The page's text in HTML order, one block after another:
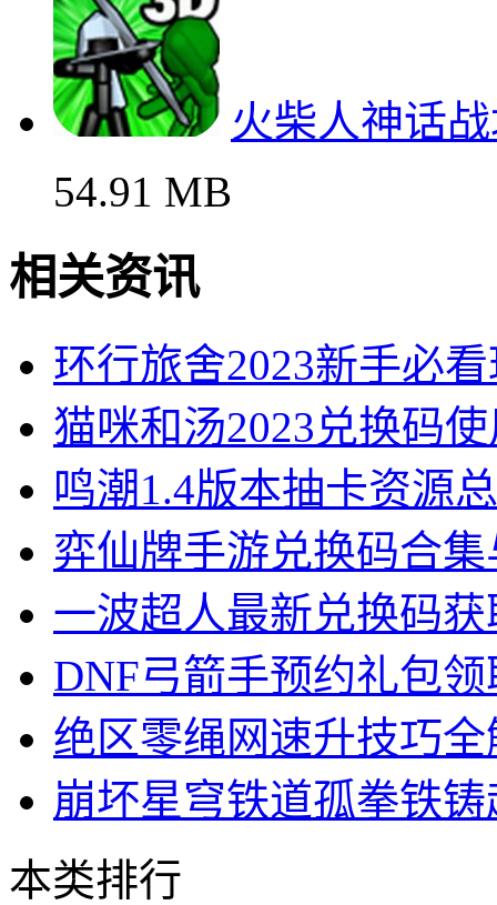
火柴人神话
54.91 MB
相关资讯
环行旅舍2023新手必
猫咪和汤2023兑换码
鸣潮1.4版本抽卡资源
弈仙牌手游兑换码合
一波超人最新兑换码
DNF弓箭手预约礼包
绝区零绳网速升技巧全
崩坏星穹铁道孤拳铁
本类排行